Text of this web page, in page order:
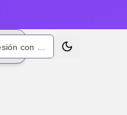
Alternar tema